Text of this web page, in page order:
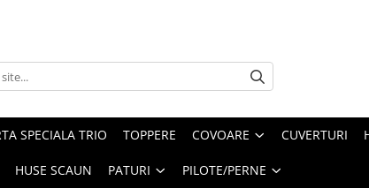
SPECIALA TRIO TOPPERE COVOARE CUVERTURI
HUSE SCAUN PATURI PILOTE/PERNE